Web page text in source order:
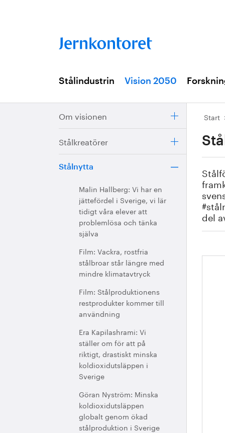
Stålindustrin Vision 2050
Om visionen
Stålkreatörer
Stålnytta
Malin Hallberg: Vi har en
jättefördel i Sverige, vi lär
tidigt våra elever att
problemlösa och tänka
själva
Film: Vackra, rostfria
stålbroar står längre med
mindre klimatavtryck
Film: Stålproduktionens
restprodukter kommer till
användning
Era Kapilashrami: Vi
ställer om för att på
riktigt, drastiskt minska
koldioxidutsläppen i
Sverige
Göran Nyström: Minska
koldioxidutsläppen
globalt genom ökad
stålproduktion i Sverige
Start
del